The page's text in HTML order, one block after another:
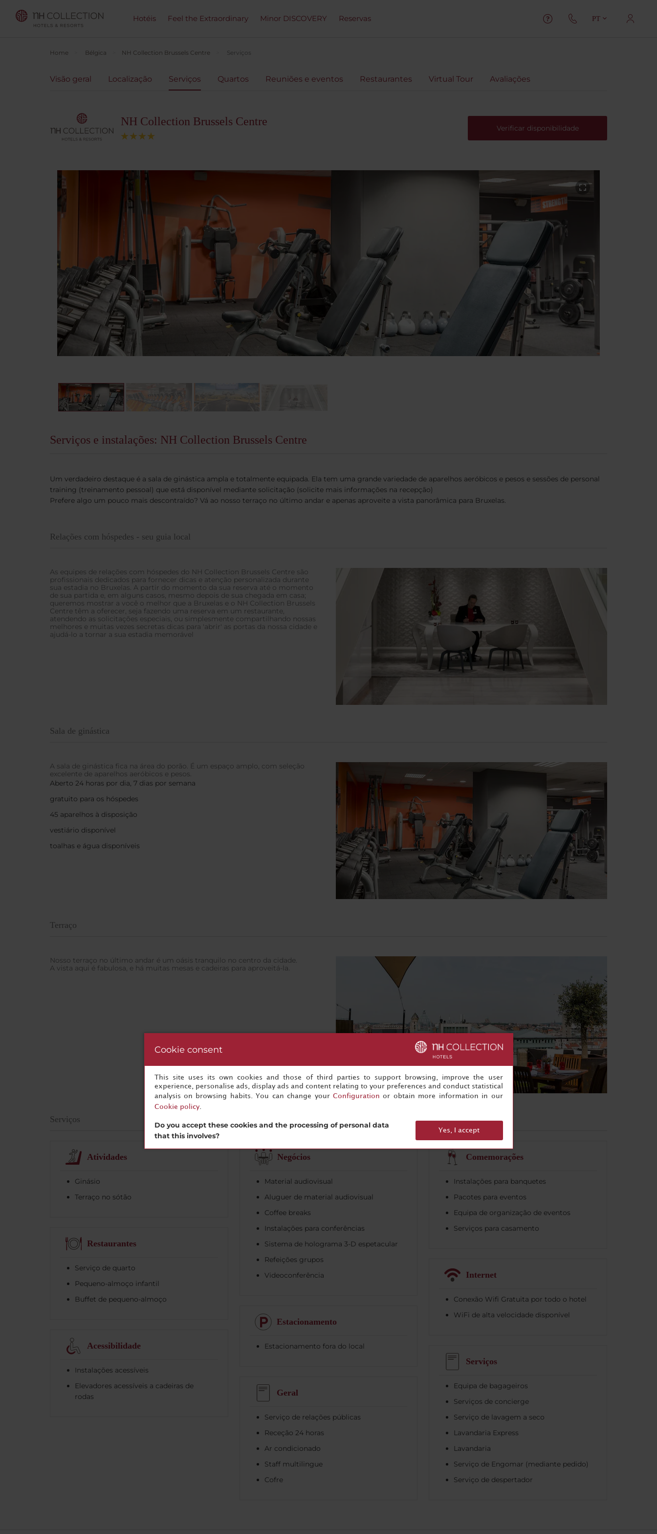
Hotéis Feel the Extraordinary Minor DISCOVERY Reservas PT
Home Bélgica NH Collection Brussels Centre Serviços
Visão geral Localização Serviços Quartos Reuniões e eventos Restaurantes Virtual Tour Avaliações
NH Collection Brussels Centre
Verificar disponibilidade
Serviços e instalações: NH Collection Brussels Centre
Um verdadeiro destaque é a sala de ginástica ampla e totalmente equipada. Ela tem uma grande variedade de aparelhos aeróbicos e pesos e sessões de personal
training (treinamento pessoal) que está disponível mediante solicitação (solicite mais informações na recepção)
Prefere algo um pouco mais descontraído? Vá ao nosso terraço no último andar e apenas aproveite a vista panorâmica para Bruxelas.
Relações com hóspedes - seu guia local
As equipes de relações com hóspedes do NH Collection Brussels Centre são
profissionais dedicados para fornecer dicas e atenção personalizada durante
sua estadia no Bruxelas. A partir do momento da sua reserva até o momento
de sua partida e, em alguns casos, mesmo depois de sua chegada em casa;
queremos mostrar a você o melhor que a Bruxelas e o NH Collection Brussels
Centre têm a oferecer, seja fazendo uma reserva em um restaurante,
atendendo as solicitações especiais, ou simplesmente compartilhando nossas
melhores e muitas vezes secretas dicas para 'abrir' as portas da nossa cidade e
ajudá-lo a tornar a sua estadia memorável
Sala de ginástica
A sala de ginástica fica na área do porão. É um espaço amplo, com seleção
excelente de aparelhos aeróbicos e pesos.
Aberto 24 horas por dia, 7 dias por semana
gratuito para os hóspedes
45 aparelhos à disposição
vestiário disponível
toalhas e água disponíveis
Terraço
Nosso terraço no último andar é um oásis tranquilo no centro da cidade.
A vista aqui é fabulosa, e há muitas mesas e cadeiras para aproveitá-la.
Serviços
Atividades
Ginásio
Terraço no sótão
Negócios
Material audiovisual
Aluguer de material audiovisual
Coffee breaks
Instalações para conferências
Sistema de holograma 3-D espetacular
Refeições grupos
Videoconferência
Comemorações
Instalações para banquetes
Pacotes para eventos
Equipa de organização de eventos
Serviços para casamento
Restaurantes
Serviço de quarto
Pequeno-almoço infantil
Buffet de pequeno-almoço
Internet
Conexão Wifi Gratuita por todo o hotel
WiFi de alta velocidade disponível
Estacionamento
Estacionamento fora do local
Acessibilidade
Instalações acessíveis
Elevadores acessíveis a cadeiras de
rodas
Serviços
Equipa de bagageiros
Serviços de concierge
Serviço de lavagem a seco
Lavandaria Express
Lavandaria
Serviço de Engomar (mediante pedido)
Serviço de despertador
Geral
Serviço de relações públicas
Receção 24 horas
Ar condicionado
Staff multilingue
Cofre
Cookie consent
This site uses its own cookies and those of third parties to support browsing, improve the user
experience, personalise ads, display ads and content relating to your preferences and conduct statistical
analysis on browsing habits. You can change your Configuration or obtain more information in our
Cookie policy.
Do you accept these cookies and the processing of personal data
that this involves?
Yes, I accept